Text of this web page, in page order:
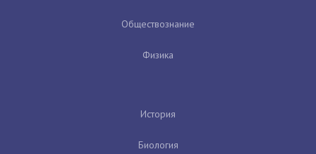
Обществознание
Физика
История
Биология